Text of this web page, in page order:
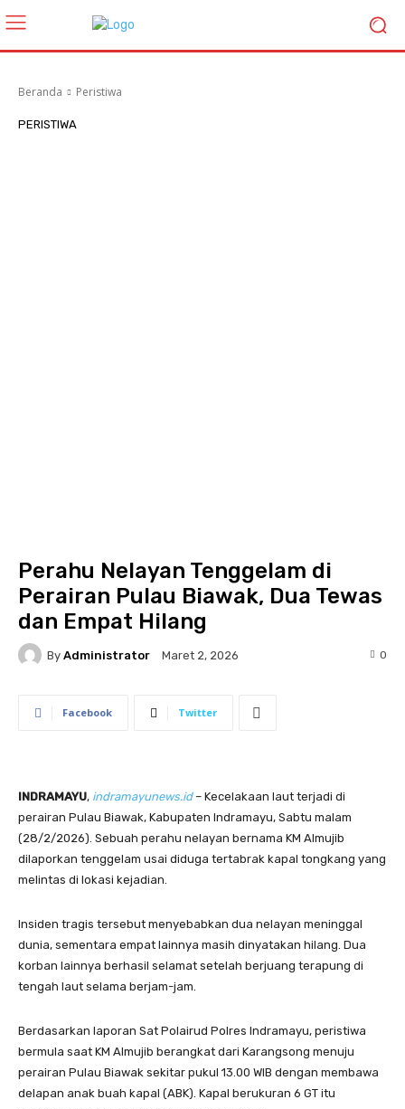
Beranda Peristiwa
PERISTIWA
Perahu Nelayan Tenggelam di
Perairan Pulau Biawak, Dua Tewas
dan Empat Hilang
By Administrator Maret 2, 2026 0
Facebook Twitter
INDRAMAYU, indramayunews.id– Kecelakaan laut terjadi di
perairan Pulau Biawak, Kabupaten Indramayu, Sabtu malam
(28/2/2026). Sebuah perahu nelayan bernama KM Almujib
dilaporkan tenggelam usai diduga tertabrak kapal tongkang yang
melintas di lokasi kejadian.
Insiden tragis tersebut menyebabkan dua nelayan meninggal
dunia, sementara empat lainnya masih dinyatakan hilang. Dua
korban lainnya berhasil selamat setelah berjuang terapung di
tengah laut selama berjam-jam.
Berdasarkan laporan Sat Polairud Polres Indramayu, peristiwa
bermula saat KM Almujib berangkat dari Karangsong menuju
perairan Pulau Biawak sekitar pukul 13.00 WIB dengan membawa
delapan anak buah kapal (ABK). Kapal berukuran 6 GT itu